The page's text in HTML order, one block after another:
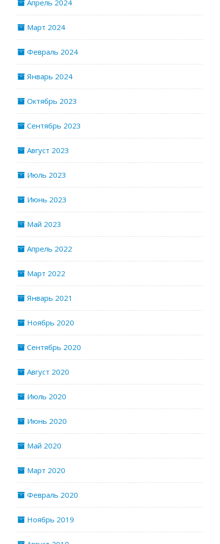
Апрель 2024
Март 2024
Февраль 2024
Январь 2024
Октябрь 2023
Сентябрь 2023
Август 2023
Июль 2023
Июнь 2023
Май 2023
Апрель 2022
Март 2022
Январь 2021
Ноябрь 2020
Сентябрь 2020
Август 2020
Июль 2020
Июнь 2020
Май 2020
Март 2020
Февраль 2020
Ноябрь 2019